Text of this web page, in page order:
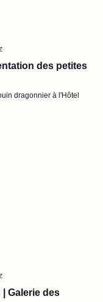
des petites
dragonnier à l'Hôtel
Galerie des